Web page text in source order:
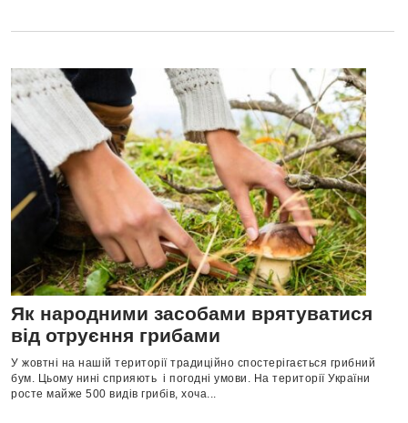
Як народними засобами врятуватися
від отруєння грибами
У жовтні на нашій території традиційно спостерігається грибний
бум. Цьому нині сприяють і погодні умови. На території України
росте майже 500 видів грибів, хоча...